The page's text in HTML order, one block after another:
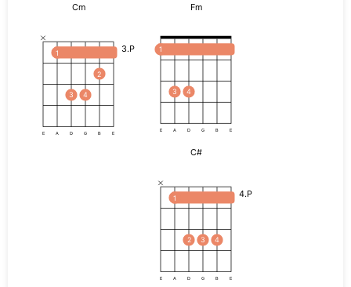
Cm
3.P
1
3 4
2
E A D G B E
Fm
1
3 4
E A D G B E
C#
4.P
1
2 3 4
E A D G B E